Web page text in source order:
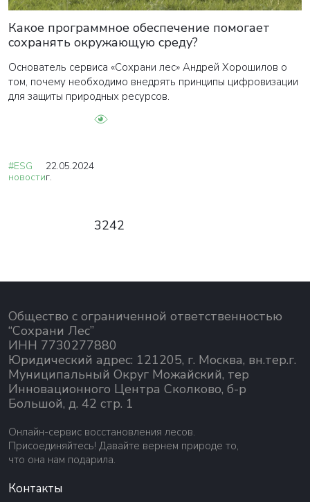
Какое программное обеспечение помогает
сохранять окружающую среду?
Основатель сервиса «Сохрани лес» Андрей Хорошилов о
том, почему необходимо внедрять принципы цифровизации
для защиты природных ресурсов.
#ESG
новости
22.05.2024
г.
3242
Общество с ограниченной ответственностью
“Сохрани Лес”
ИНН 7730277880
Юридический адрес: 121205, г. Москва, вн.тер.г.
Муниципальный Округ Можайский, тер
Инновационного Центра Сколково, б-р
Большой, д. 42 стр. 1
Онлайн-сервис восстановления лесов.
Присоединяйтесь! Давайте вернем природе то,
что она нам подарила.
Контакты